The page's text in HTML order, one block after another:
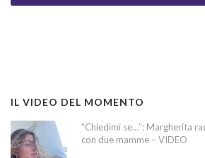
IL VIDEO DEL MOMENTO
“Chiedimi se…”: Margherita
con due mamme – VIDEO